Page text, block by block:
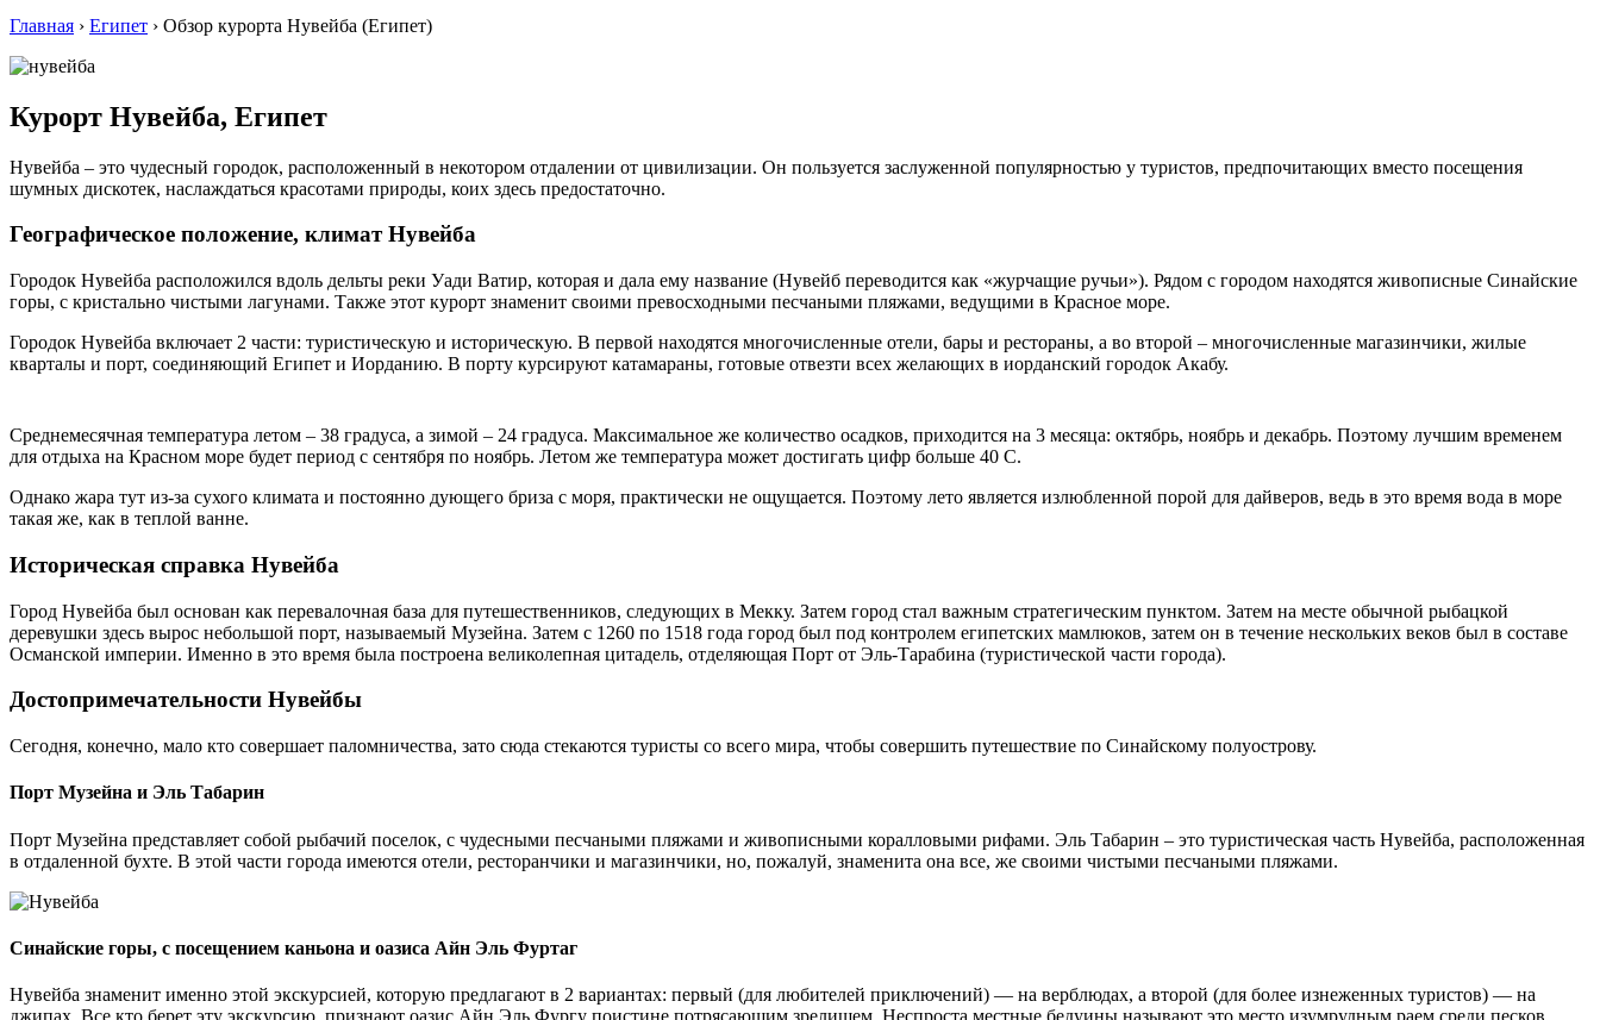
Главная › Египет › Обзор курорта Нувейба (Египет)
Курорт Нувейба, Египет
Нувейба – это чудесный городок, расположенный в некотором отдалении от цивилизации. Он пользуется заслуженной популярностью у туристов, предпочитающих вместо посещения
шумных дискотек, наслаждаться красотами природы, коих здесь предостаточно.
Географическое положение, климат Нувейба
Городок Нувейба расположился вдоль дельты реки Уади Ватир, которая и дала ему название (Нувейб переводится как «журчащие ручьи»). Рядом с городом находятся живописные Синайские
горы, с кристально чистыми лагунами. Также этот курорт знаменит своими превосходными песчаными пляжами, ведущими в Красное море.
Городок Нувейба включает 2 части: туристическую и историческую. В первой находятся многочисленные отели, бары и рестораны, а во второй – многочисленные магазинчики, жилые
кварталы и порт, соединяющий Египет и Иорданию. В порту курсируют катамараны, готовые отвезти всех желающих в иорданский городок Акабу.
Среднемесячная температура летом – 38 градуса, а зимой – 24 градуса. Максимальное же количество осадков, приходится на 3 месяца: октябрь, ноябрь и декабрь. Поэтому лучшим временем
для отдыха на Красном море будет период с сентября по ноябрь. Летом же температура может достигать цифр больше 40 C.
Однако жара тут из-за сухого климата и постоянно дующего бриза с моря, практически не ощущается. Поэтому лето является излюбленной порой для дайверов, ведь в это время вода в море
такая же, как в теплой ванне.
Историческая справка Нувейба
Город Нувейба был основан как перевалочная база для путешественников, следующих в Мекку. Затем город стал важным стратегическим пунктом. Затем на месте обычной рыбацкой
деревушки здесь вырос небольшой порт, называемый Музейна. Затем с 1260 по 1518 года город был под контролем египетских мамлюков, затем он в течение нескольких веков был в составе
Османской империи. Именно в это время была построена великолепная цитадель, отделяющая Порт от Эль-Тарабина (туристической части города).
Достопримечательности Нувейбы
Сегодня, конечно, мало кто совершает паломничества, зато сюда стекаются туристы со всего мира, чтобы совершить путешествие по Синайскому полуострову.
Порт Музейна и Эль Табарин
Порт Музейна представляет собой рыбачий поселок, с чудесными песчаными пляжами и живописными коралловыми рифами. Эль Табарин – это туристическая часть Нувейба, расположенная
в отдаленной бухте. В этой части города имеются отели, ресторанчики и магазинчики, но, пожалуй, знаменита она все, же своими чистыми песчаными пляжами.
Синайские горы, с посещением каньона и оазиса Айн Эль Фуртаг
Нувейба знаменит именно этой экскурсией, которую предлагают в 2 вариантах: первый (для любителей приключений) — на верблюдах, а второй (для более изнеженных туристов) — на
джипах. Все кто берет эту экскурсию, признают оазис Айн Эль Фургу поистине потрясающим зрелищем. Неспроста местные бедуины называют это место изумрудным раем среди песков.